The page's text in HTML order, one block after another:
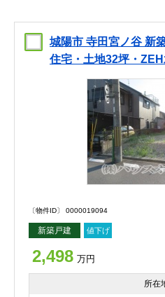
城陽市 寺田宮ノ谷 新
住宅・土地32坪・ZEH
〔物件ID〕 0000019094
新築戸建 値下げ
2,498 万円
所在